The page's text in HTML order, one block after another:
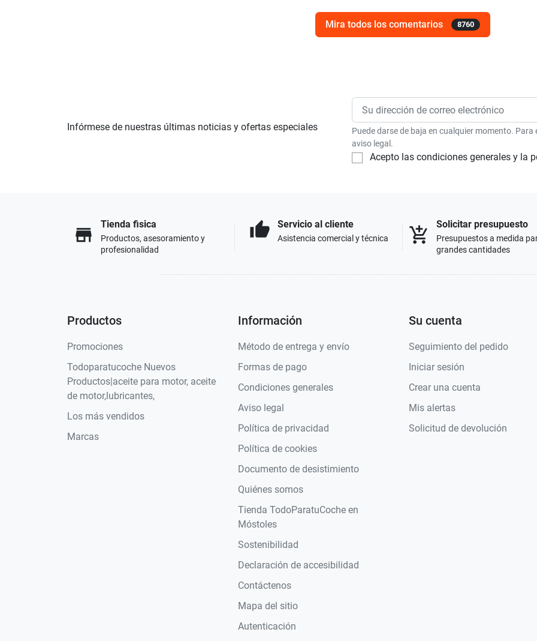
Mira todos los comentarios 8760
Infórmese de nuestras últimas noticias y ofertas especiales
Puede darse de baja en cualquier momento.
aviso legal.
Acepto las condiciones generales y la
store
Tienda fisica
Productos, asesoramiento y
profesionalidad
thumb_up Servicio al cliente
Asistencia comercial y técnica add_shopping_cart
Solicitar presupuesto
Presupuestos a medida
grandes cantidades
Productos
Promociones
Todoparatucoche Nuevos
Productos|aceite para motor, aceite
de motor,lubricantes,
Los más vendidos
Marcas
Información
Método de entrega y envío
Formas de pago
Condiciones generales
Aviso legal
Política de privacidad
Política de cookies
Documento de desistimiento
Quiénes somos
Tienda TodoParatuCoche en
Móstoles
Sostenibilidad
Declaración de accesibilidad
Contáctenos
Mapa del sitio
Autenticación
Su cuenta
Seguimiento del pedido
Iniciar sesión
Crear una cuenta
Mis alertas
Solicitud de devolución